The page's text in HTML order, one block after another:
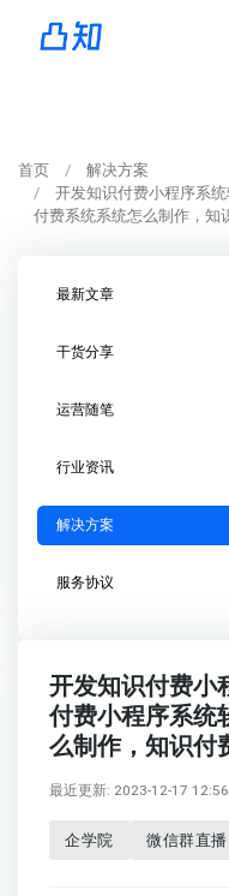
首页
解决方案
开发知识付费小程序系
付费系统系统怎么制作，知
最新文章
干货分享
运营随笔
行业资讯
解决方案
服务协议
开发知识付费小
付费小程序系统
么制作，知识付
最近更新: 2023-12-17
企学院 微信群直播